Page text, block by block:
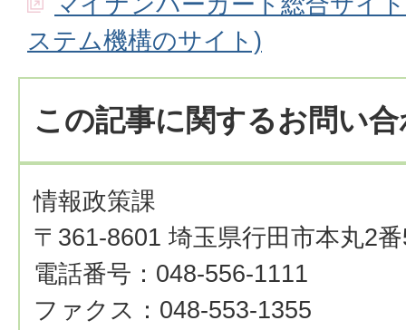
ステム機構のサイト)
この記事に関するお問い
情報政策課
〒361-8601 埼玉県行田市本丸2
電話番号：048-556-1111
ファクス：048-553-1355​​​​​​​​​​​​​​